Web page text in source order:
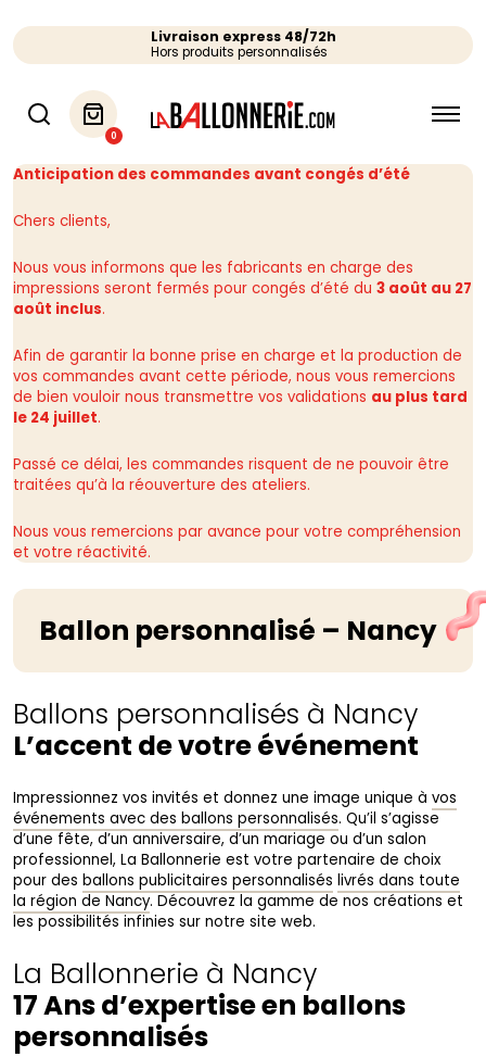
Livraison express 48/72h
Hors produits personnalisés
0
Anticipation des commandes avant congés d’été
Chers clients,
Nous vous informons que les fabricants en charge des
impressions seront fermés pour congés d’été du 3 août au 27
août inclus.
Afin de garantir la bonne prise en charge et la production de
vos commandes avant cette période, nous vous remercions
de bien vouloir nous transmettre vos validations au plus tard
le 24 juillet.
Passé ce délai, les commandes risquent de ne pouvoir être
traitées qu’à la réouverture des ateliers.
Nous vous remercions par avance pour votre compréhension
et votre réactivité.
Ballon personnalisé – Nancy
Ballons personnalisés à Nancy
L’accent de votre événement
Impressionnez vos invités et donnez une image unique à vos
événements avec des ballons personnalisés. Qu’il s’agisse
d’une fête, d’un anniversaire, d’un mariage ou d’un salon
professionnel, La Ballonnerie est votre partenaire de choix
pour des ballons publicitaires personnalisés livrés dans toute
la région de Nancy. Découvrez la gamme de nos créations et
les possibilités infinies sur notre site web.
La Ballonnerie à Nancy
17 Ans d’expertise en ballons
personnalisés